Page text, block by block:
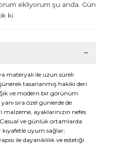
ekliyorum şu anda. Gün
ki.
materyali ile uzun süreli
tasarlanmış hakiki deri
ve modern bir görünüm
sıra özel günlerde de
ayaklarınızın nefes
Casual ve günlük ortamlarda
kıyafetle uyum sağlar;
ile dayanıklılık ve estetiği